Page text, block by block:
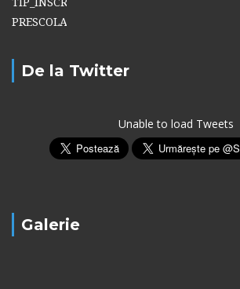
De la Twitter
Unable to load Tweets
Galerie